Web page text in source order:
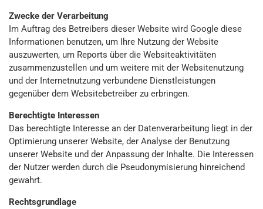
Zwecke der Verarbeitung
Im Auftrag des Betreibers dieser Website wird Google diese
Informationen benutzen, um Ihre Nutzung der Website
auszuwerten, um Reports über die Websiteaktivitäten
zusammenzustellen und um weitere mit der Websitenutzung
und der Internetnutzung verbundene Dienstleistungen
gegenüber dem Websitebetreiber zu erbringen.
Berechtigte Interessen
Das berechtigte Interesse an der Datenverarbeitung liegt in der
Optimierung unserer Website, der Analyse der Benutzung
unserer Website und der Anpassung der Inhalte. Die Interessen
der Nutzer werden durch die Pseudonymisierung hinreichend
gewahrt.
Rechtsgrundlage